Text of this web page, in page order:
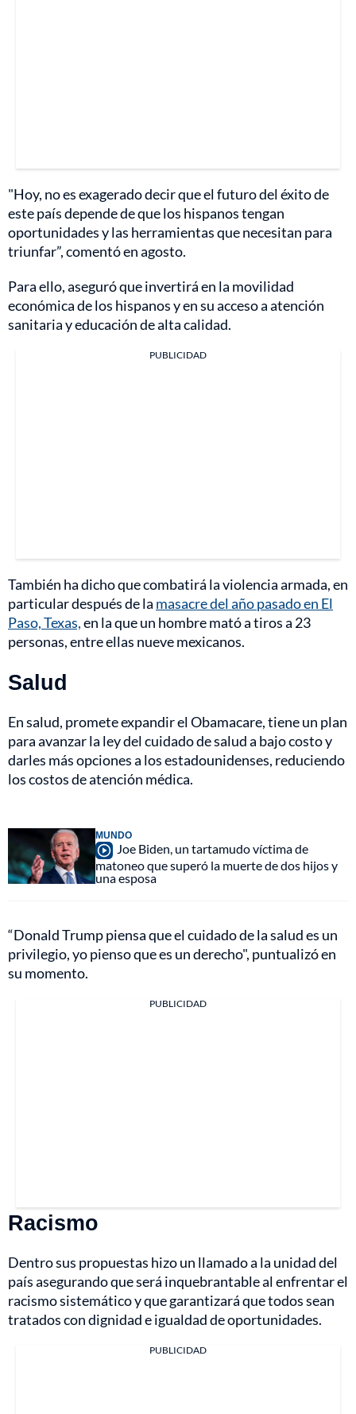
"Hoy, no es exagerado decir que el futuro del éxito de
este país depende de que los hispanos tengan
oportunidades y las herramientas que necesitan para
triunfar”, comentó en agosto.
Para ello, aseguró que invertirá en la movilidad
económica de los hispanos y en su acceso a atención
sanitaria y educación de alta calidad.
PUBLICIDAD
También ha dicho que combatirá la violencia armada, en
particular después de la masacre del año pasado en El
Paso, Texas,en la que un hombre mató a tiros a 23
personas, entre ellas nueve mexicanos.
Salud
En salud, promete expandir el Obamacare, tiene un plan
para avanzar la ley del cuidado de salud a bajo costo y
darles más opciones a los estadounidenses, reduciendo
los costos de atención médica.
MUNDO
Joe Biden, un tartamudo víctima de
matoneo que superó la muerte de dos hijos y
una esposa
“Donald Trump piensa que el cuidado de la salud es un
privilegio, yo pienso que es un derecho", puntualizó en
su momento.
PUBLICIDAD
Racismo
Dentro sus propuestas hizo un llamado a la unidad del
país asegurando que será inquebrantable al enfrentar el
racismo sistemático y que garantizará que todos sean
tratados con dignidad e igualdad de oportunidades.
PUBLICIDAD